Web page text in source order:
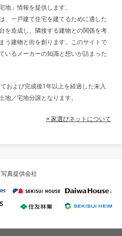
地」情報を提供します。
、一戸建て住宅を建てるために適した
を造成し、隣接する建物との関係を考
う建物と街を創ります。このサイトで
いるメーカーの知識と想いが詰まった
および完成後1年以上を経過した未入
地／宅地分譲となります。
> 家選びネットについて
真提供会社